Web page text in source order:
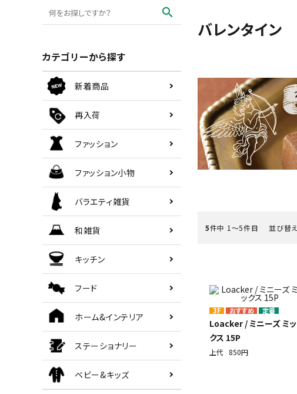
ACCOUNT MENU
ログイン 会員登録
初めての方へ
ご利用ガイド
海外顧客 會員申請?法
プライバシーポリシー
特定商取引法について
お問い合わせ
バレンタイン
5件中 1〜5件目 並び替え
3F 定番
Loacker / ミニーズ ミッ
クス 15P
上代 850円
search
カテゴリーから探す
新着商品
再入荷
ファッション
ファッション小物
バラエティ雑貨
和雑貨
キッチン
フード
ホーム&インテリア
ステーショナリー
ベビー&キッズ